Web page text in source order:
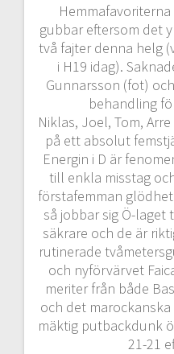
gubbar eftersom det
två fajter denna helg
i H19 idag).
Gunnarsson (fot)
behandling
Niklas, Joel, Tom,
på ett absolut
Energin i D är
till enkla misstag
förstafemman
så jobbar sig Ö-
säkrare och de är
rutinerade
och nyförvärvet
meriter från både
och det
mäktig putbackdunk
21-21